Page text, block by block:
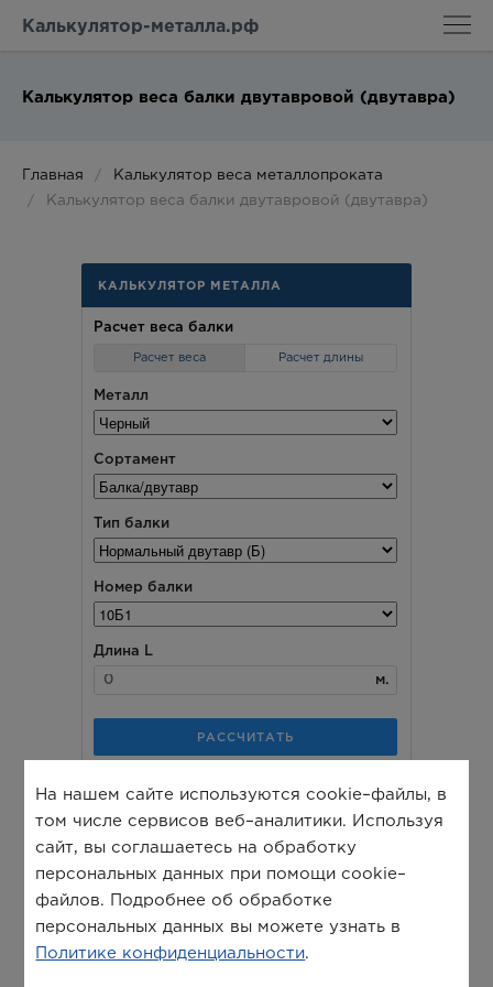
Калькулятор-металла.рф
Калькулятор веса балки двутавровой (двутавра)
Главная
Калькулятор веса металлопроката
Калькулятор веса балки двутавровой (двутавра)
На нашем сайте используются cookie–файлы, в
том числе сервисов веб–аналитики. Используя
сайт, вы соглашаетесь на обработку
персональных данных при помощи cookie–
файлов. Подробнее об обработке
персональных данных вы можете узнать в
Политике конфиденциальности.